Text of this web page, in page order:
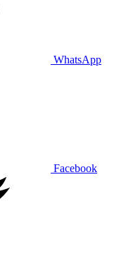
WhatsApp
Facebook